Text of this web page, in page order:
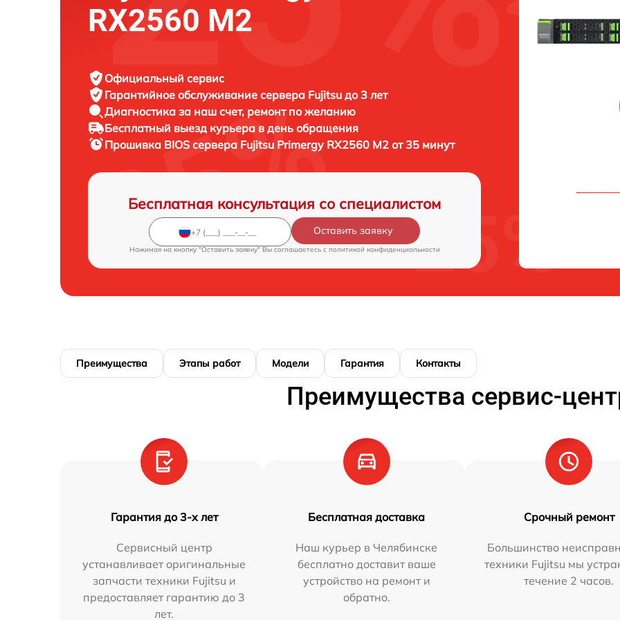
RX2560 M2
Официальный сервис
Гарантийное обслуживание сервера Fujitsu до 3 лет
Диагностика за наш счет, ремонт по желанию
Бесплатный выезд курьера в день обращения
Прошивка BIOS сервера Fujitsu Primergy RX2560 M2 от 35 минут
Бесплатная консультация со специалистом
Оставить заявку
Нажимая на кнопку "Оставить заявку" Вы соглашаетесь c политикой конфиденциальности
Преимущества Этапы работ Модели Гарантия Контакты
Преимущества сервис-
Гарантия до 3-х лет
Сервисный центр
устанавливает оригинальные
запчасти техники Fujitsu и
предоставляет гарантию до 3
лет.
Бесплатная доставка
Наш курьер в Челябинске
бесплатно доставит ваше
устройство на ремонт и
обратно.
Срочный ремонт
Большинство
техники Fujitsu мы
течение 2 часов.